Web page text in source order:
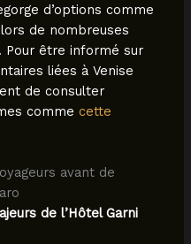
d’options comme
de nombreuses
Pour être informé sur
liées à Venise
de consulter
comme cette
avant de
de l’Hôtel Garni